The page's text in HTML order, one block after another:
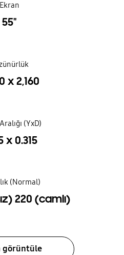
Ekran
55"
x 2,160
(YxD)
x 0.315
(Normal)
220 (camlı)
görüntüle